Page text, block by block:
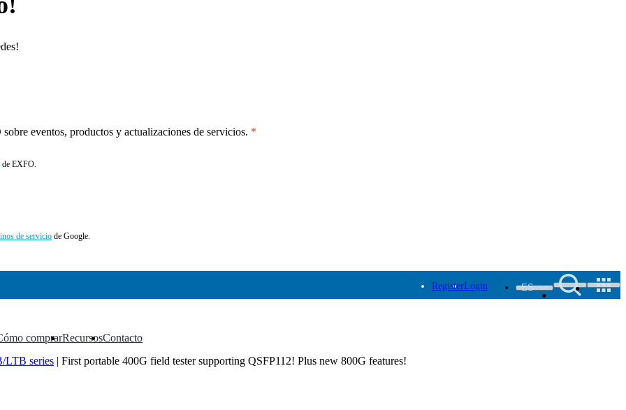
eventos, productos y actualizaciones de servicios.
de EXFO.
de servicio de Google.
RegisterLogin ES
comprarRecursos
▼ Contacto
▼
LTB series | First portable 400G field tester supporting QSFP112! Plus new 800G features!